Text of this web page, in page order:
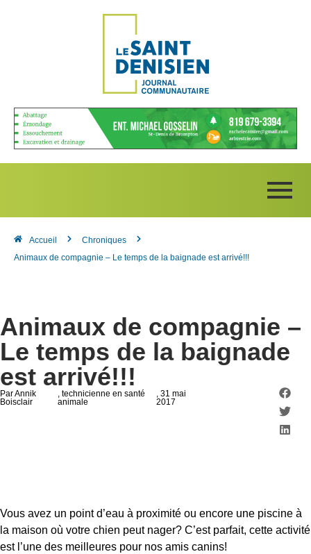
Accueil
Chroniques
Animaux de compagnie – Le temps de la baignade est arrivé!!!
Animaux de compagnie –
Le temps de la baignade
est arrivé!!!
Par Annik
Boisclair
, technicienne en santé
animale
, 31 mai
2017
Vous avez un point d’eau à proximité ou encore une piscine à
la maison où votre chien peut nager? C’est parfait, cette activité
est l’une des meilleures pour nos amis canins!